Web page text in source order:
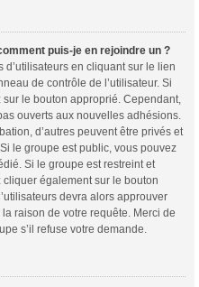
puis-je en rejoindre un ?
en cliquant sur le lien
de contrôle de l’utilisateur. Si
le bouton approprié. Cependant,
ouverts aux nouvelles adhésions.
d’autres peuvent être privés et
le groupe est public, vous pouvez
Si le groupe est restreint et
également sur le bouton
devra alors approuver
raison de votre requête. Merci de
s’il refuse votre demande.